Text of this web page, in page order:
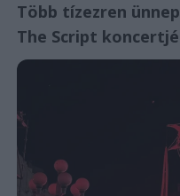
Több tízezren
The Script